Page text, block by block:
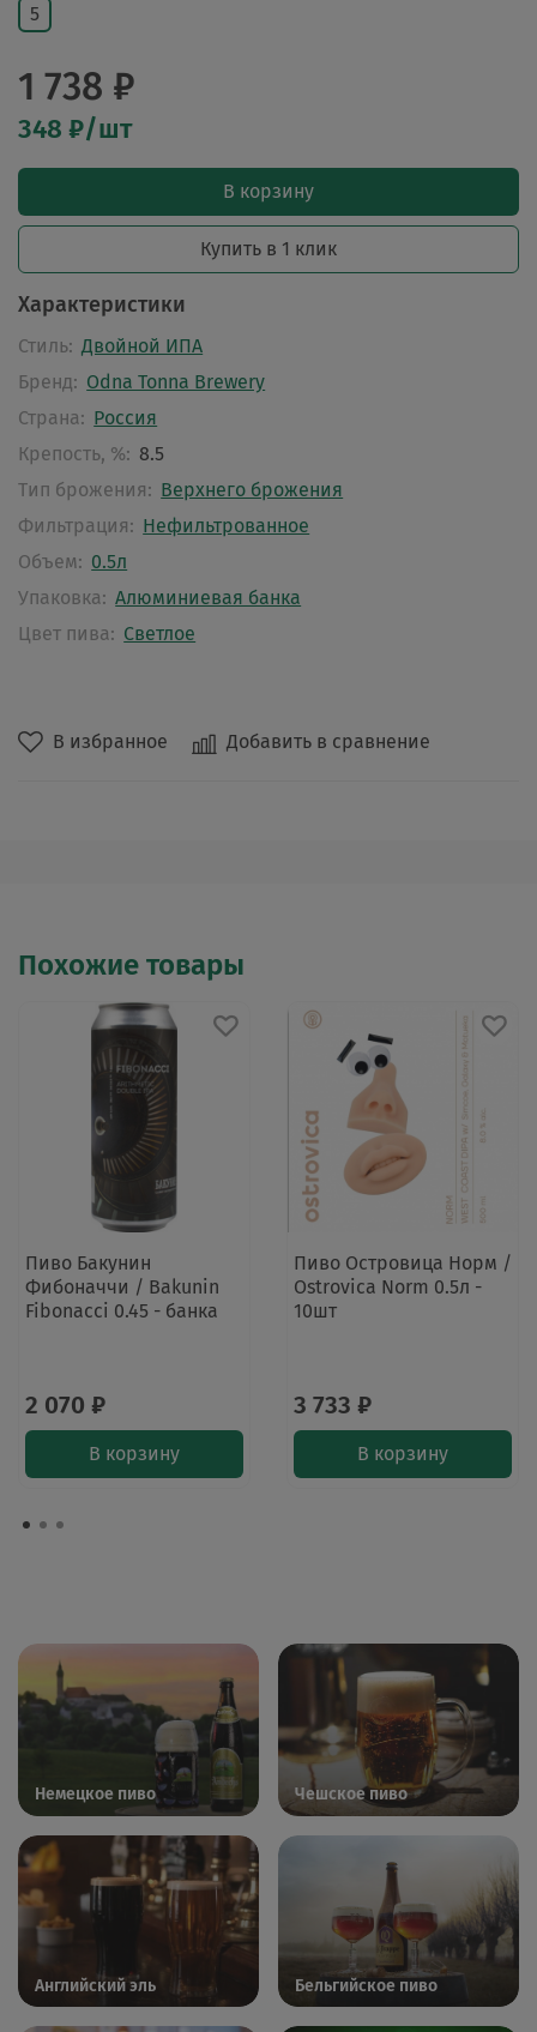
В избранное Добавить в сравнение
5
1 738 ₽
348 ₽/шт
В корзину
Купить в 1 клик
Характеристики
Стиль: Двойной ИПА
Бренд: Odna Tonna Brewery
Страна: Россия
Крепость, %: 8.5
Тип брожения: Верхнего брожения
Фильтрация: Нефильтрованное
Объем: 0.5л
Упаковка: Алюминиевая банка
Цвет пива: Светлое
Похожие товары
Пиво Бакунин
Фибоначчи / Bakunin
Fibonacci 0.45 - банка
2 070 ₽
В корзину
Пиво Островица Норм /
Ostrovica Norm 0.5л -
10шт
3 733 ₽
В корзину
Немецкое пиво Чешское пиво
Английский эль Бельгийское пиво